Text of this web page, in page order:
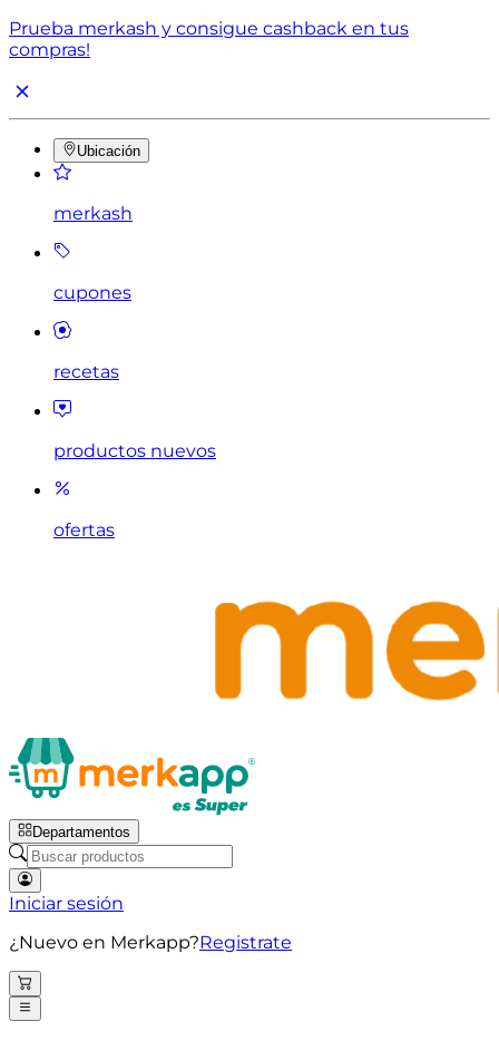
Prueba merkash y consigue cashback en tus
compras!
Ubicación
merkash
cupones
recetas
productos nuevos
ofertas
Departamentos
Iniciar sesión
¿Nuevo en Merkapp?Registrate